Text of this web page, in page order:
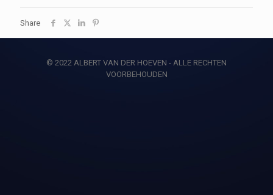
Share
© 2022 ALBERT VAN DER HOEVEN - ALLE RECHTEN
VOORBEHOUDEN